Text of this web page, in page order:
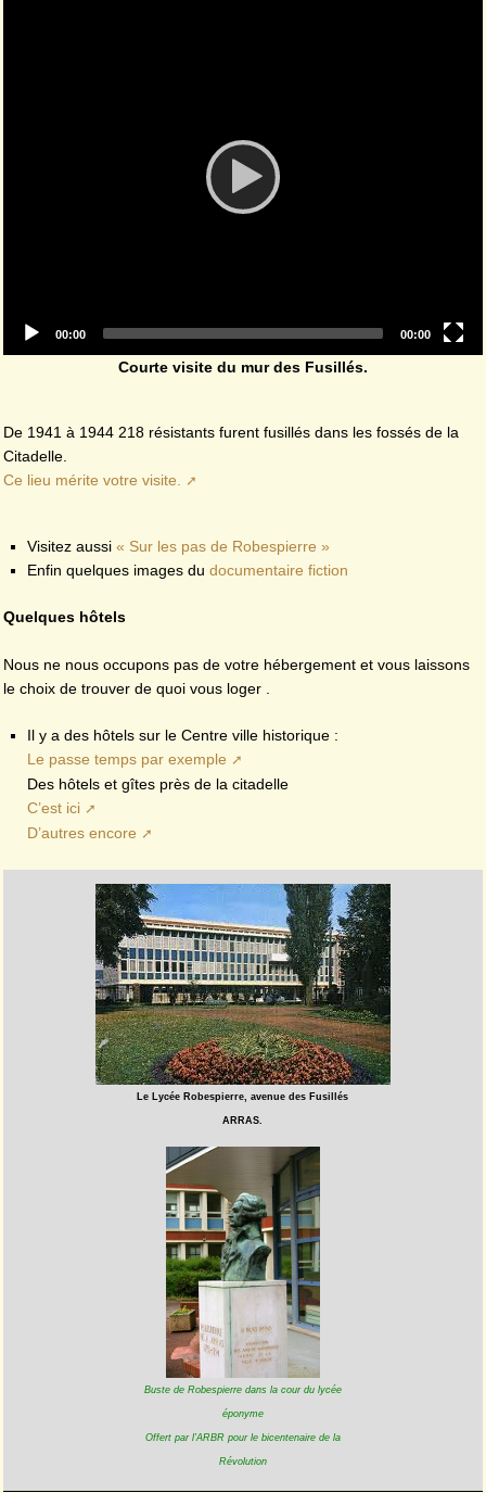
Current
00:00
Total
duration
00:00
Courte visite du mur des Fusillés.
De 1941 à 1944 218 résistants furent fusillés dans les fossés de la
Citadelle.
Ce lieu mérite votre visite.
Visitez aussi « Sur les pas de Robespierre »
Enfin quelques images du documentaire fiction
Quelques hôtels
Nous ne nous occupons pas de votre hébergement et vous laissons
le choix de trouver de quoi vous loger .
Il y a des hôtels sur le Centre ville historique :
Le passe temps par exemple
Des hôtels et gîtes près de la citadelle
C’est ici
D’autres encore
Le Lycée Robespierre, avenue des Fusillés
ARRAS.
Buste de Robespierre dans la cour du lycée
éponyme
Offert par l’ARBR pour le bicentenaire de la
Révolution